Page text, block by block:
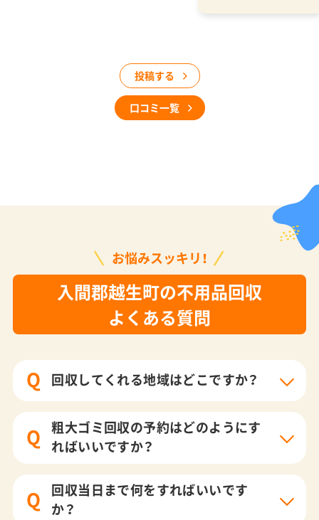
投稿する
口コミ一覧
お悩みスッキリ！
入間郡越生町の不用品回収
よくある質問
Q 回収してくれる地域はどこですか？
Q
粗大ゴミ回収の予約はどのようにす
ればいいですか？
Q
回収当日まで何をすればいいです
か？